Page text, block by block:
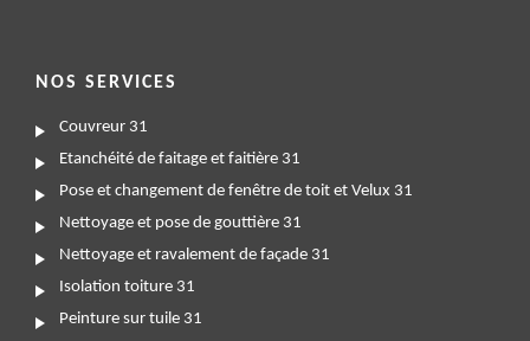
NOS SERVICES
Couvreur 31
Etanchéité de faitage et faitière 31
Pose et changement de fenêtre de toit et Velux 31
Nettoyage et pose de gouttière 31
Nettoyage et ravalement de façade 31
Isolation toiture 31
Peinture sur tuile 31